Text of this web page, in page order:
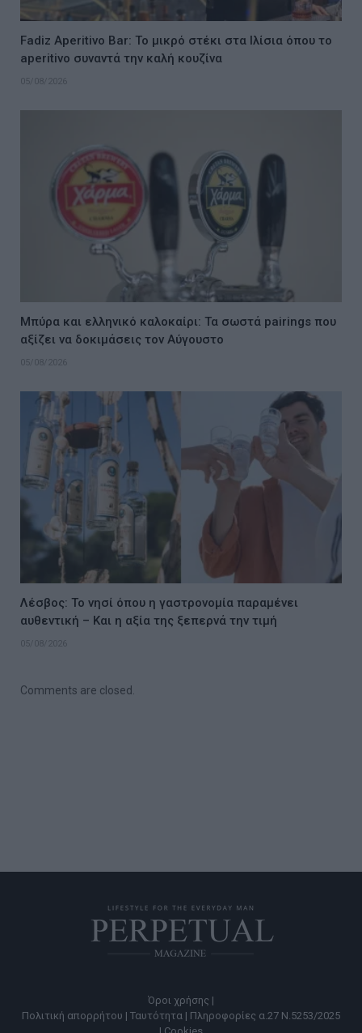
Fadiz Aperitivo Bar: Το μικρό στέκι στα Ιλίσια όπου το
aperitivo συναντά την καλή κουζίνα
05/08/2026
Μπύρα και ελληνικό καλοκαίρι: Τα σωστά pairings που
αξίζει να δοκιμάσεις τον Αύγουστο
05/08/2026
Λέσβος: Το νησί όπου η γαστρονομία παραμένει
αυθεντική – Και η αξία της ξεπερνά την τιμή
05/08/2026
Comments are closed.
Όροι χρήσης |
Πολιτική απορρήτου | Ταυτότητα | Πληροφορίες α.27 Ν.5253/2025